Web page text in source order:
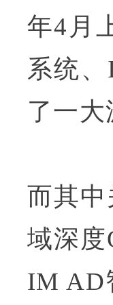
年4月
系统
了一大
而其
域深
IM AD